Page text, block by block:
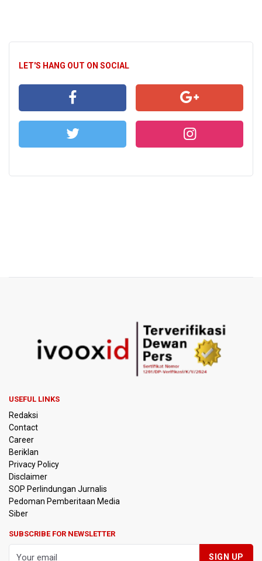
LET'S HANG OUT ON SOCIAL
USEFUL LINKS
Redaksi
Contact
Career
Beriklan
Privacy Policy
Disclaimer
SOP Perlindungan Jurnalis
Pedoman Pemberitaan Media
Siber
SUBSCRIBE FOR NEWSLETTER